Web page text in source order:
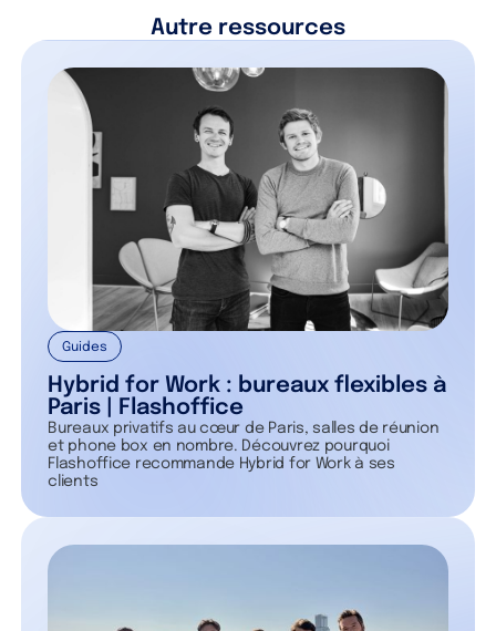
Autre ressources
Guides
Hybrid for Work : bureaux flexibles à
Paris | Flashoffice
Bureaux privatifs au cœur de Paris, salles de réunion
et phone box en nombre. Découvrez pourquoi
Flashoffice recommande Hybrid for Work à ses
clients